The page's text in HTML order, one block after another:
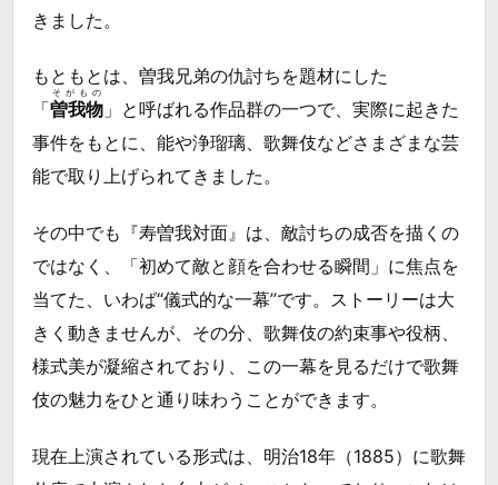
きました。
もともとは、曽我兄弟の仇討ちを題材にした
「曽我物
そがもの
」と呼ばれる作品群の一つで、実際に起きた
事件をもとに、能や浄瑠璃、歌舞伎などさまざまな芸
能で取り上げられてきました。
その中でも『寿曽我対面』は、敵討ちの成否を描くの
ではなく、「初めて敵と顔を合わせる瞬間」に焦点を
当てた、いわば“儀式的な一幕”です。ストーリーは大
きく動きませんが、その分、歌舞伎の約束事や役柄、
様式美が凝縮されており、この一幕を見るだけで歌舞
伎の魅力をひと通り味わうことができます。
現在上演されている形式は、明治18年（1885）に歌舞